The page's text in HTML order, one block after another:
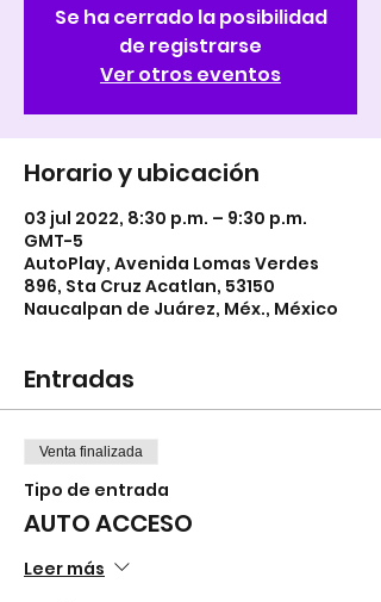
Se ha cerrado la posibilidad
de registrarse
Ver otros eventos
Horario y ubicación
03 jul 2022, 8:30 p.m. – 9:30 p.m.
GMT-5
AutoPlay, Avenida Lomas Verdes
896, Sta Cruz Acatlan, 53150
Naucalpan de Juárez, Méx., México
Entradas
Venta finalizada
Tipo de entrada
AUTO ACCESO
Leer más